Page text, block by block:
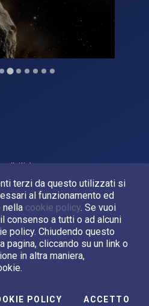
terzi da questo utilizzati si
al funzionamento ed
nella cookie policy. Se vuoi
consenso a tutti o ad alcuni
policy. Chiudendo questo
pagina, cliccando su un link o
in altra maniera,
POLICY ACCETTO
2026. P.Iva 03638121008
Asi su YouTube